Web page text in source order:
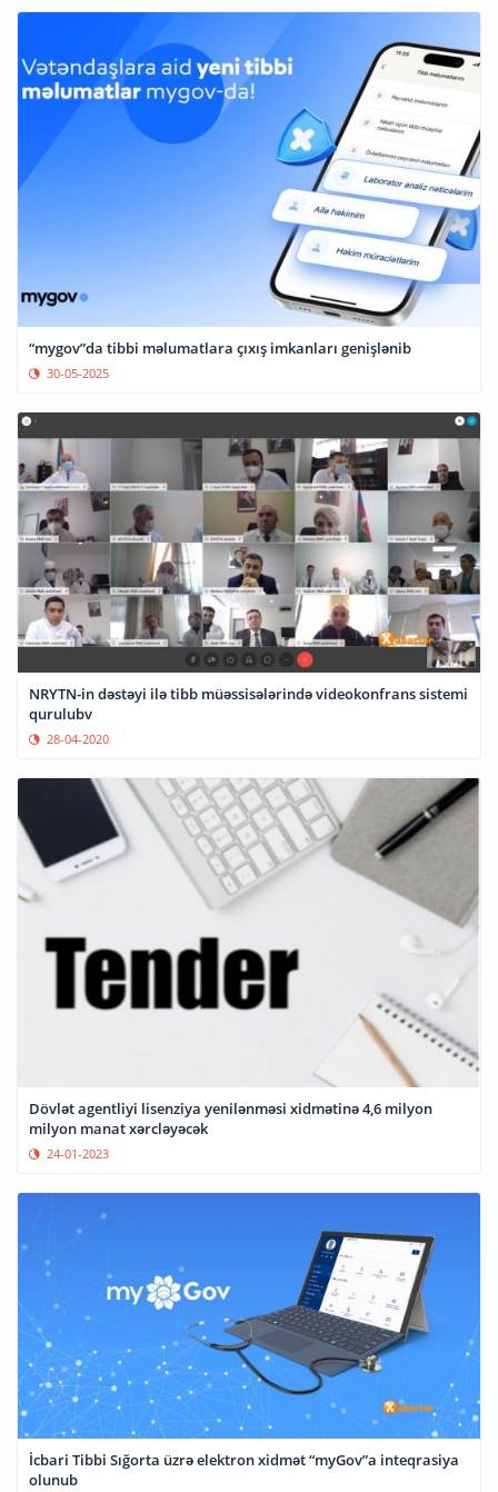
“mygov”da tibbi məlumatlara çıxış imkanları genişlənib
30-05-2025
NRYTN-in dəstəyi ilə tibb müəssisələrində videokonfrans sistemi
qurulubv
28-04-2020
Dövlət agentliyi lisenziya yenilənməsi xidmətinə 4,6 milyon
milyon manat xərcləyəcək
24-01-2023
İcbari Tibbi Sığorta üzrə elektron xidmət “myGov”a inteqrasiya
olunub